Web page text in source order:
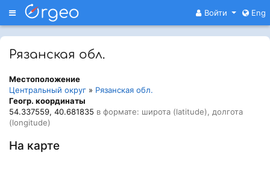
Меню Войти Eng
Рязанская обл.
Местоположение
Центральный округ » Рязанская обл.
Геогр. координаты
54.337559, 40.681835 в формате: широта (latitude), долгота
(longitude)
На карте